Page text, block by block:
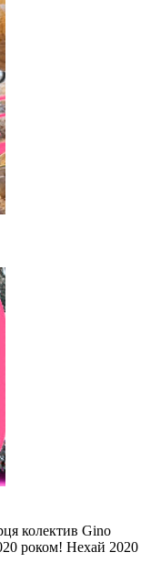
колектив Gino
роком! Нехай 2020